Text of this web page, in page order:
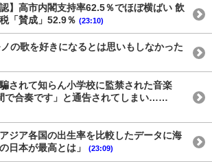
認】高市内閣支持率62.5％でほぼ横ばい 飲
「賛成」52.9％ (23:10)
の歌を好きになるとは思いもしなかった
されて知らん小学校に監禁された音楽
で合奏です」と通告されてしまい……
ジア各国の出生率を比較したデータに海
日本が最高とは」
(23:09)